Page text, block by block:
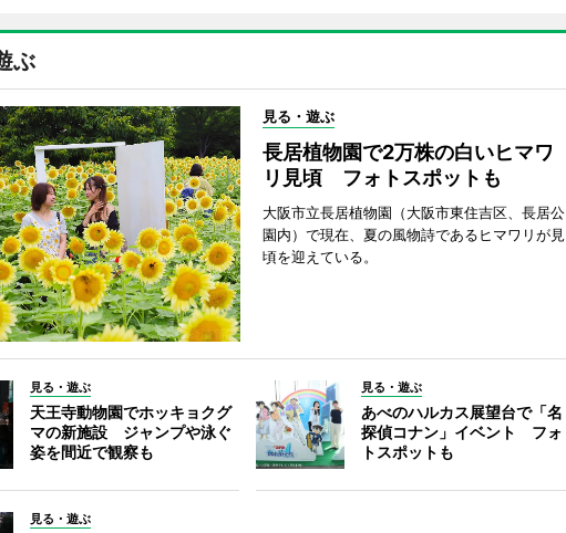
ぶ
見る・遊ぶ
長居植物園で2万株の白いヒマワ
リ見頃 フォトスポットも
大阪市立長居植物園（大阪市東住吉区、長居公
園内）で現在、夏の風物詩であるヒマワリが見
頃を迎えている。
見る・遊ぶ
天王寺動物園でホッキョクグ
マの新施設 ジャンプや泳ぐ
姿を間近で観察も
見る・遊ぶ
あべのハルカス展望台で「名
探偵コナン」イベント フォ
トスポットも
見る・遊ぶ